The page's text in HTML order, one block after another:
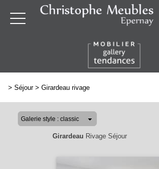
> Séjour> Girardeau rivage
Girardeau Rivage Séjour